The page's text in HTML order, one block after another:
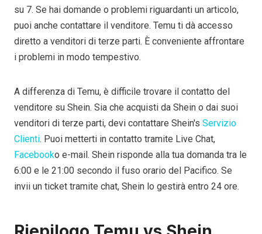
su 7. Se hai domande o problemi riguardanti un articolo,
puoi anche contattare il venditore. Temu ti dà accesso
diretto a venditori di terze parti. È conveniente affrontare
i problemi in modo tempestivo.
A differenza di Temu, è difficile trovare il contatto del
venditore su Shein. Sia che acquisti da Shein o dai suoi
venditori di terze parti, devi contattare Shein's Servizio
Clienti. Puoi metterti in contatto tramite Live Chat,
Facebooko e-mail. Shein risponde alla tua domanda tra le
6:00 e le 21:00 secondo il fuso orario del Pacifico. Se
invii un ticket tramite chat, Shein lo gestirà entro 24 ore.